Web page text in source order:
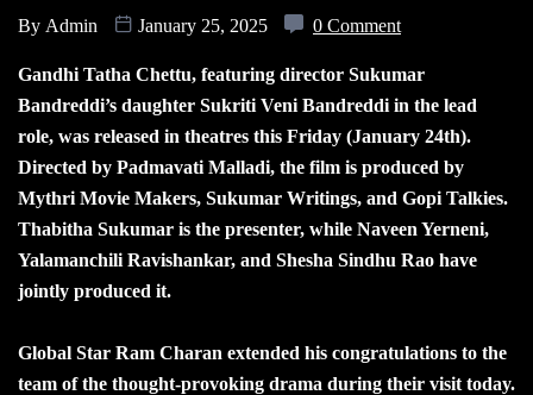
By Admin January 25, 2025 0 Comment
Gandhi Tatha Chettu, featuring director Sukumar
Bandreddi’s daughter Sukriti Veni Bandreddi in the lead
role, was released in theatres this Friday (January 24th).
Directed by Padmavati Malladi, the film is produced by
Mythri Movie Makers, Sukumar Writings, and Gopi Talkies.
Thabitha Sukumar is the presenter, while Naveen Yerneni,
Yalamanchili Ravishankar, and Shesha Sindhu Rao have
jointly produced it.
Global Star Ram Charan extended his congratulations to the
team of the thought-provoking drama during their visit today.